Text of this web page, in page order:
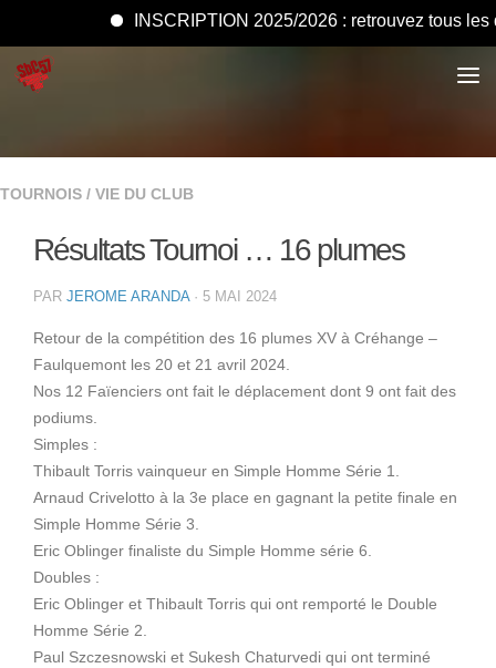
INSCRIPTION 2025/2026 : retrouvez tous les
TOURNOIS / VIE DU CLUB
Résultats Tournoi … 16 plumes
PAR JEROME ARANDA · 5 MAI 2024
Retour de la compétition des 16 plumes XV à Créhange –
Faulquemont les 20 et 21 avril 2024.
Nos 12 Faïenciers ont fait le déplacement dont 9 ont fait des
podiums.
Simples :
Thibault Torris vainqueur en Simple Homme Série 1.
Arnaud Crivelotto à la 3e place en gagnant la petite finale en
Simple Homme Série 3.
Eric Oblinger finaliste du Simple Homme série 6.
Doubles :
Eric Oblinger et Thibault Torris qui ont remporté le Double
Homme Série 2.
Paul Szczesnowski et Sukesh Chaturvedi qui ont terminé